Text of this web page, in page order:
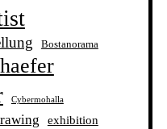
Bostanorama
Cybermohalla
exhibition